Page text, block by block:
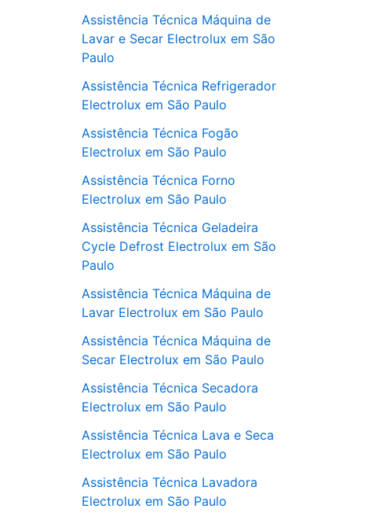
Assistência Técnica Máquina de
Lavar e Secar Electrolux em São
Paulo
Assistência Técnica Refrigerador
Electrolux em São Paulo
Assistência Técnica Fogão
Electrolux em São Paulo
Assistência Técnica Forno
Electrolux em São Paulo
Assistência Técnica Geladeira
Cycle Defrost Electrolux em São
Paulo
Assistência Técnica Máquina de
Lavar Electrolux em São Paulo
Assistência Técnica Máquina de
Secar Electrolux em São Paulo
Assistência Técnica Secadora
Electrolux em São Paulo
Assistência Técnica Lava e Seca
Electrolux em São Paulo
Assistência Técnica Lavadora
Electrolux em São Paulo